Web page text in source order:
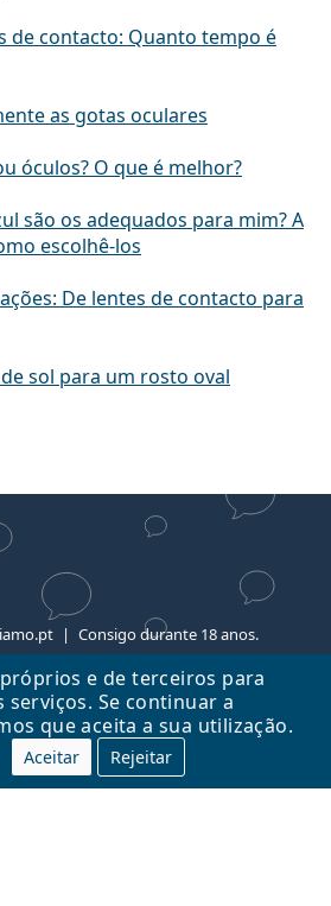
e de terceiros para
Se continuar a
que aceita a sua utilização.
Aceitar Rejeitar
de contacto: Quanto tempo é
as gotas oculares
óculos? O que é melhor?
são os adequados para mim? A
escolhê-los
De lentes de contacto para
sol para um rosto oval
Consigo durante 18 anos.